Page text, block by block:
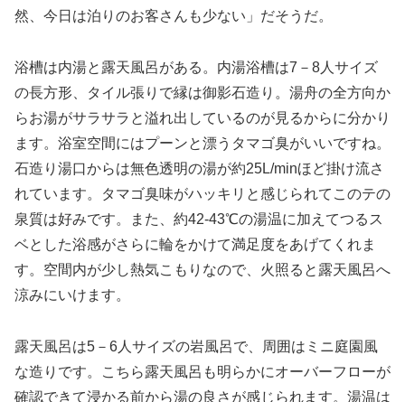
然、今日は泊りのお客さんも少ない」だそうだ。
浴槽は内湯と露天風呂がある。内湯浴槽は7－8人サイズ
の長方形、タイル張りで縁は御影石造り。湯舟の全方向か
らお湯がサラサラと溢れ出しているのが見るからに分かり
ます。浴室空間にはプーンと漂うタマゴ臭がいいですね。
石造り湯口からは無色透明の湯が約25L/minほど掛け流さ
れています。タマゴ臭味がハッキリと感じられてこのテの
泉質は好みです。また、約42-43℃の湯温に加えてつるス
ベとした浴感がさらに輪をかけて満足度をあげてくれま
す。空間内が少し熱気こもりなので、火照ると露天風呂へ
涼みにいけます。
露天風呂は5－6人サイズの岩風呂で、周囲はミニ庭園風
な造りです。こちら露天風呂も明らかにオーバーフローが
確認できて浸かる前から湯の良さが感じられます。湯温は